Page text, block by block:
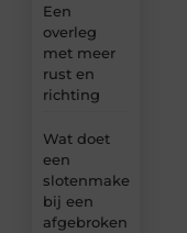
Een
overleg
met meer
rust en
richting
Wat doet
een
slotenmaker
bij een
afgebroken